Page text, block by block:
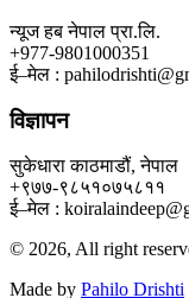
न्यूज हब नेपाल प्रा.लि.
+977-9801000351
ई–मेल :
विज्ञापन
सुकेधारा काठमाडौं, नेपाल
+९७७-९८५१०७५८११
ई–मेल :
© 2026, All right
Made by Pahilo Drishti